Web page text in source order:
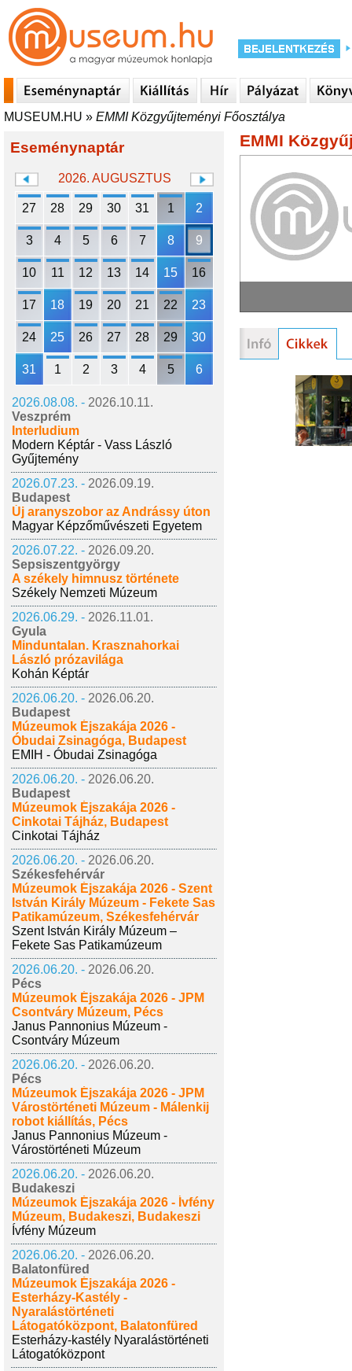
MUSEUM.HU » EMMI Közgyűjteményi Főosztálya
Eseménynaptár
2026. AUGUSZTUS
27 28 29 30 31 1 2
3 4 5 6 7 8 9
10 11 12 13 14 15 16
17 18 19 20 21 22 23
24 25 26 27 28 29 30
31 1 2 3 4 5 6
2026.08.08. - 2026.10.11.
Veszprém
Interludium
Modern Képtár - Vass László
Gyűjtemény
2026.07.23. - 2026.09.19.
Budapest
Új aranyszobor az Andrássy úton
Magyar Képzőművészeti Egyetem
2026.07.22. - 2026.09.20.
Sepsiszentgyörgy
A székely himnusz története
Székely Nemzeti Múzeum
2026.06.29. - 2026.11.01.
Gyula
Minduntalan. Krasznahorkai
László prózavilága
Kohán Képtár
2026.06.20. - 2026.06.20.
Budapest
Múzeumok Éjszakája 2026 -
Óbudai Zsinagóga, Budapest
EMIH - Óbudai Zsinagóga
2026.06.20. - 2026.06.20.
Budapest
Múzeumok Éjszakája 2026 -
Cinkotai Tájház, Budapest
Cinkotai Tájház
2026.06.20. - 2026.06.20.
Székesfehérvár
Múzeumok Éjszakája 2026 - Szent
István Király Múzeum - Fekete Sas
Patikamúzeum, Székesfehérvár
Szent István Király Múzeum –
Fekete Sas Patikamúzeum
2026.06.20. - 2026.06.20.
Pécs
Múzeumok Éjszakája 2026 - JPM
Csontváry Múzeum, Pécs
Janus Pannonius Múzeum -
Csontváry Múzeum
2026.06.20. - 2026.06.20.
Pécs
Múzeumok Éjszakája 2026 - JPM
Várostörténeti Múzeum - Málenkij
robot kiállítás, Pécs
Janus Pannonius Múzeum -
Várostörténeti Múzeum
2026.06.20. - 2026.06.20.
Budakeszi
Múzeumok Éjszakája 2026 - Ívfény
Múzeum, Budakeszi, Budakeszi
Ívfény Múzeum
2026.06.20. - 2026.06.20.
Balatonfüred
Múzeumok Éjszakája 2026 -
Esterházy-Kastély -
Nyaralástörténeti
Látogatóközpont, Balatonfüred
Esterházy-kastély Nyaralástörténeti
Látogatóközpont
EMMI